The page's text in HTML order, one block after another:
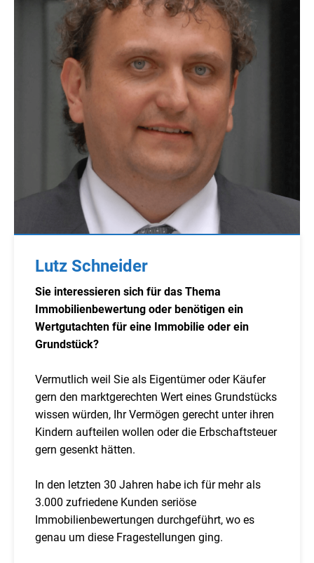
Lutz Schneider
Sie interessieren sich für das Thema
Immobilienbewertung oder benötigen ein
Wertgutachten für eine Immobilie oder ein
Grundstück?
Vermutlich weil Sie als Eigentümer oder Käufer
gern den marktgerechten Wert eines Grundstücks
wissen würden, Ihr Vermögen gerecht unter ihren
Kindern aufteilen wollen oder die Erbschaftsteuer
gern gesenkt hätten.
In den letzten 30 Jahren habe ich für mehr als
3.000 zufriedene Kunden seriöse
Immobilienbewertungen durchgeführt, wo es
genau um diese Fragestellungen ging.